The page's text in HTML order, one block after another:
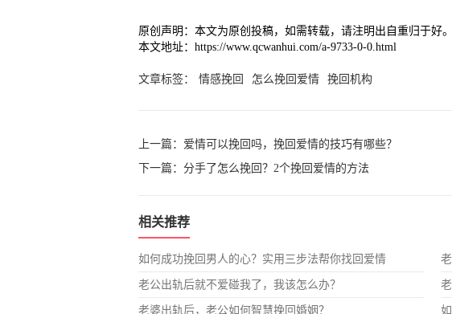
原创声明：本文为原创投稿，如需转载，请注明出自重归于好。
本文地址：https://www.qcwanhui.com/a-9733-0-0.html
文章标签： 情感挽回 怎么挽回爱情 挽回机构
上一篇： 爱情可以挽回吗，挽回爱情的技巧有哪些？
下一篇： 分手了怎么挽回？2个挽回爱情的方法
相关推荐
如何成功挽回男人的心？实用三步法帮你找回爱情
老公出轨后就不爱碰我了，我该怎么办？
老婆出轨后，老公如何智慧挽回婚姻？